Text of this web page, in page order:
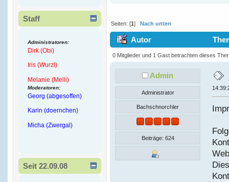
Staff
Administratoren:
Dirk (Obi)
Iris (Wurzl)
Melanie (Melli)
Moderatoren:
Georg (abgesoffen)
Karin (doernchen)
Micha (Zwergal)
Seit 22.09.08
Seiten: [1]Nach unten
Autor
0 Mitglieder und 1 Gast betrachten dieses
Admin
Administrator
Bachschnorchler
Beiträge: 624